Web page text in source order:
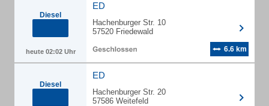
Diesel
heute 02:02 Uhr
ED
Hachenburger Str. 10
57520 Friedewald
6.6 km
Diesel
ED
Hachenburger Str. 20
57586 Weitefeld